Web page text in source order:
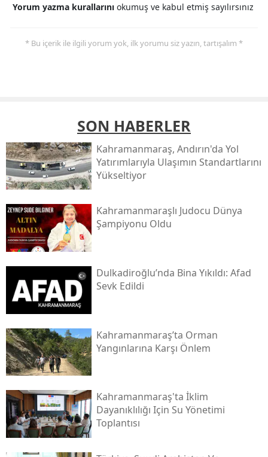
Yorum yazma kurallarını okumuş ve kabul etmiş sayılırsınız
* Bu içerik ile ilgili yorum yok, ilk yorumu siz yazın, tartışalım *
SON HABERLER
Kahramanmaraş, Andırın'da Yol
Yatırımlarıyla Ulaşımın Standartlarını
Yükseltiyor
Kahramanmaraşlı Judocu Dünya
Şampiyonu Oldu
Dulkadiroğlu’nda Bina Yıkıldı: Afad
Sevk Edildi
Kahramanmaraş’ta Orman
Yangınlarına Karşı Önlem
Kahramanmaraş'ta İklim
Dayanıklılığı Için Su Yönetimi
Toplantısı